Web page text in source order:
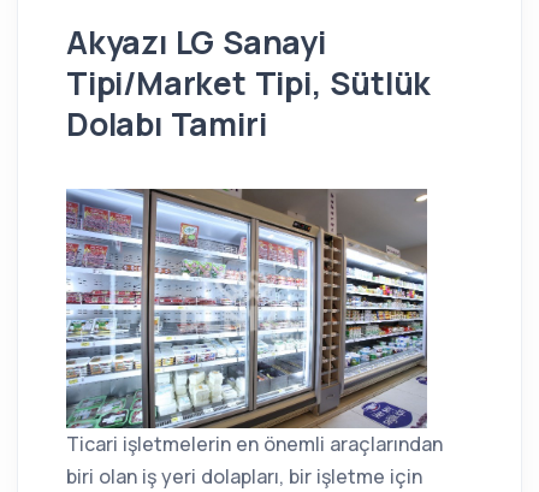
Akyazı LG Sanayi
Tipi/Market Tipi, Sütlük
Dolabı Tamiri
Ticari işletmelerin en önemli araçlarından
biri olan iş yeri dolapları, bir işletme için